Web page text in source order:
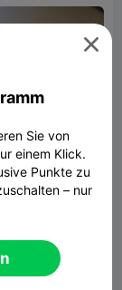

Sie von
einem Klick.
Punkte zu
– nur